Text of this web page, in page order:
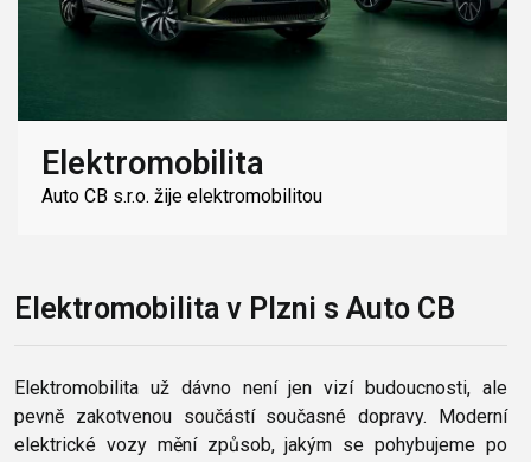
Elektromobilita
Auto CB s.r.o. žije elektromobilitou
Elektromobilita v Plzni s Auto CB
Elektromobilita už dávno není jen vizí budoucnosti, ale
pevně zakotvenou součástí současné dopravy. Moderní
elektrické vozy mění způsob, jakým se pohybujeme po